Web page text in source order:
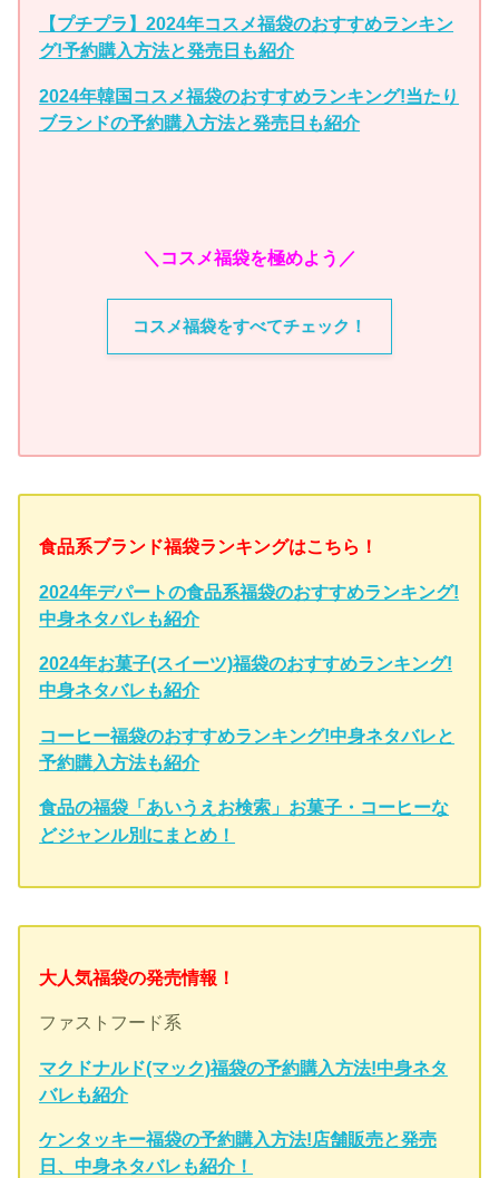
【プチプラ】2024年コスメ福袋のおすすめランキン
グ!予約購入方法と発売日も紹介
2024年韓国コスメ福袋のおすすめランキング!当たり
ブランドの予約購入方法と発売日も紹介
＼コスメ福袋を極めよう／
コスメ福袋をすべてチェック！
食品系ブランド福袋ランキングはこちら！
2024年デパートの食品系福袋のおすすめランキング!
中身ネタバレも紹介
2024年お菓子(スイーツ)福袋のおすすめランキング!
中身ネタバレも紹介
コーヒー福袋のおすすめランキング!中身ネタバレと
予約購入方法も紹介
食品の福袋「あいうえお検索」お菓子・コーヒーな
どジャンル別にまとめ！
大人気福袋の発売情報！
ファストフード系
マクドナルド(マック)福袋の予約購入方法!中身ネタ
バレも紹介
ケンタッキー福袋の予約購入方法!店舗販売と発売
日、中身ネタバレも紹介！